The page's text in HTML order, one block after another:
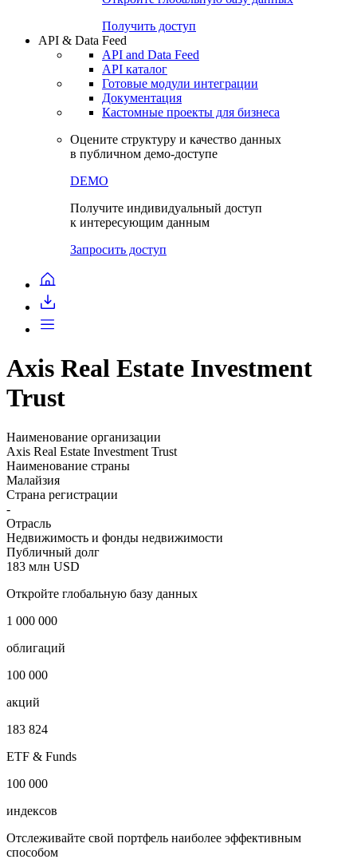
Получить доступ
API & Data Feed
API and Data Feed
API каталог
Готовые модули интеграции
Документация
Кастомные проекты для бизнеса
Оцените структуру и качество данных
в публичном демо-доступе
DEMO
Получите индивидуальный доступ
к интересующим данным
Запросить доступ
Axis Real Estate Investment
Trust
Наименование организации
Axis Real Estate Investment Trust
Наименование страны
Малайзия
Страна регистрации
-
Отрасль
Недвижимость и фонды недвижимости
Публичный долг
183 млн USD
Откройте глобальную базу данных
1 000 000
облигаций
100 000
акций
183 824
ETF & Funds
100 000
индексов
Отслеживайте свой портфель наиболее эффективным
способом